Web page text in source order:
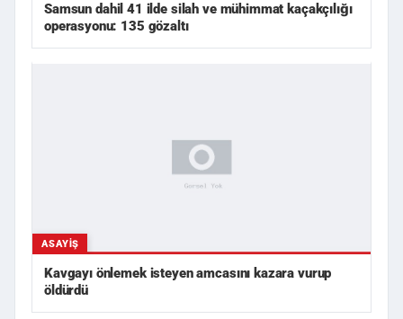
Samsun dahil 41 ilde silah ve mühimmat kaçakçılığı
operasyonu: 135 gözaltı
ASAYIŞ
Kavgayı önlemek isteyen amcasını kazara vurup
öldürdü